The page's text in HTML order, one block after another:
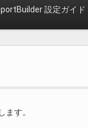
設定ガイド
す。